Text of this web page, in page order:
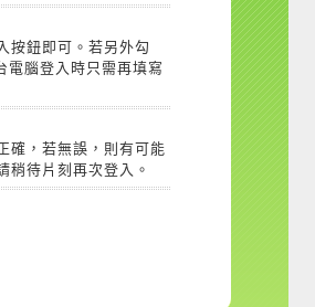
按鈕即可。若另外勾
電腦登入時只需再填寫
確，若無誤，則有可能
稍待片刻再次登入。